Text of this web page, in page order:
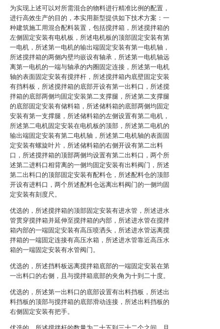
为实现上述可以对所需混合的物料进行精准比例的配置，
进行高效生产的目的，本实用新型提供如下技术方案：一
种建筑施工用混合配料装置，包括搅拌箱，所述搅拌箱的
左侧固定安装有电机板，所述电机板的顶部固定安装有第
一电机，所述第一电机的输出端固定安装有第一电机轴，
所述搅拌箱的两侧内壁均嵌设有轴承，所述第一电机轴远
离第一电机的一端与轴承的内圈固定连接，所述第一电机
轴的表面固定安装有搅拌杆，所述搅拌箱内底壁固定安装
有挡料板，所述搅拌箱的底部开设有第一出料口，所述搅
拌箱的底部两侧均固定安装第二支撑腿，所述第二支撑腿
的底部固定安装有储料箱，所述储料箱的底部两侧均固定
安装有第一支撑腿，所述储料箱的左侧设置有第二电机，
所述第二电机固定安装在电机板的顶部，所述第二电机的
输出端固定安装有第二电机轴，所述第二电机轴的表面固
定安装有螺旋叶片，所述储料箱的右侧开设有第二出料
口，所述搅拌箱的顶部两侧均设置有第二出料口，两个所
述第二进料口相背离的一侧均固定安装有出料阀门，所述
第二出料口的顶部固定安装有配料仓，所述配料仓的顶部
开设有进料口，两个所述配料仓远离出料阀门的一侧均固
定安装有刻度尺。
优选的，所述搅拌箱的顶部固定安装有进水管，所述进水
管贯穿搅拌箱并延伸至搅拌箱的内部，所述进水管在搅拌
箱内部的一端固定安装有高压喷洒头，所述进水管远离搅
拌箱的一端固定连接有高压水箱，所述进水管靠近高压水
箱的一端固定安装有水管阀门。
优选的，所述挡料板远离搅拌箱底部的一端固定安装在第
一出料口的右侧，且与搅拌箱底部的夹角为十到二十度。
优选的，所述第一出料口的底部设置有出料挡板，所述出
料挡板的顶部与搅拌箱的底部滑动连接，所述出料挡板的
右侧固定安装有把手。